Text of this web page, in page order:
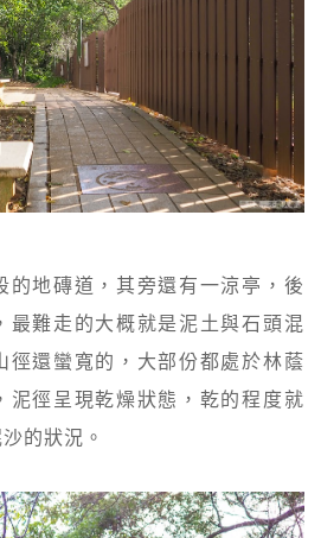
的地磚道，其旁還有一涼亭，後
最難走的大概就是泥土與石頭混
徑還蠻寬的，大部份都處於林蔭
泥徑呈現乾燥狀態，乾的程度就
的狀況。